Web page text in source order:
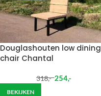
Douglashouten low dining
chair Chantal
318,- 254,-
BEKIJKEN